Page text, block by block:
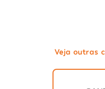
Veja outras